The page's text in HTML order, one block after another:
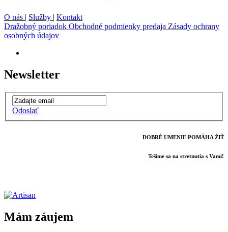
O nás | Služby | Kontakt
Dražobný poriadok Obchodné podmienky predaja Zásady ochrany
osobných údajov
Newsletter
Odoslať
DOBRÉ UMENIE POMÁHA ŽIŤ
Tešíme sa na stretnutia s Vami!
Mám záujem